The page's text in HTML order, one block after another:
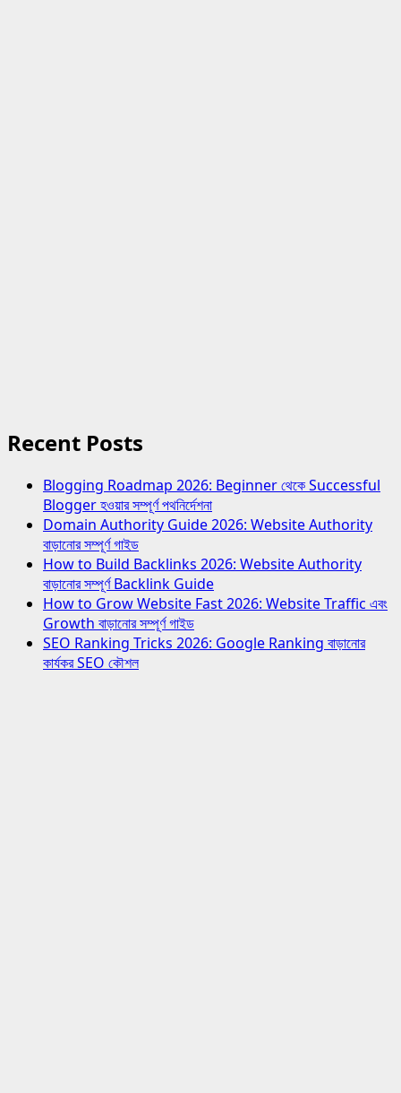
Recent Posts
Blogging Roadmap 2026: Beginner থেকে Successful
Blogger হওয়ার সম্পূর্ণ পথনির্দেশনা
Domain Authority Guide 2026: Website Authority
বাড়ানোর সম্পূর্ণ গাইড
How to Build Backlinks 2026: Website Authority
বাড়ানোর সম্পূর্ণ Backlink Guide
How to Grow Website Fast 2026: Website Traffic এবং
Growth বাড়ানোর সম্পূর্ণ গাইড
SEO Ranking Tricks 2026: Google Ranking বাড়ানোর
কার্যকর SEO কৌশল